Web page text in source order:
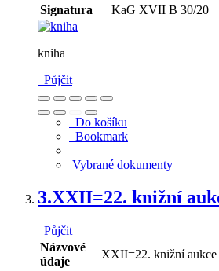
Signatura
KaG XVII B 30/20
kniha
Půjčit
Do košíku
Bookmark
Vybrané dokumenty
3.XXII=22. knižní
Půjčit
Názvové
údaje
XXII=22. knižní aukce